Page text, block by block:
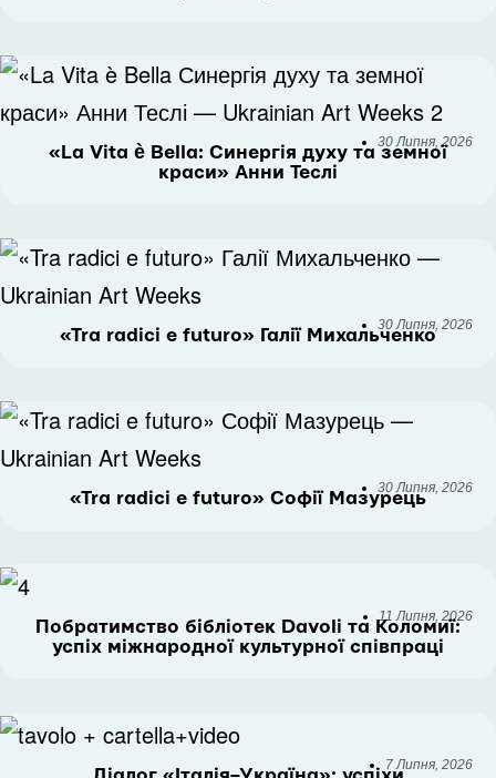
30 Липня, 2026
«La Vita è Bella: Синергія духу та земної
краси» Анни Теслі
30 Липня, 2026
«Tra radici e futuro» Галії Михальченко
30 Липня, 2026
«Tra radici e futuro» Софії Мазурець
11 Липня, 2026
Побратимство бібліотек Davoli та Коломиї:
успіх міжнародної культурної співпраці
7 Липня, 2026